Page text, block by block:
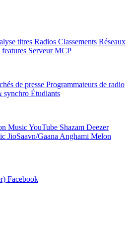
titres Radios Classements Réseaux
Serveur MCP
de presse Programmateurs de radio
synchro Étudiants
MusicYouTube Shazam Deezer
JioSaavn/Gaana Anghami Melon
Facebook